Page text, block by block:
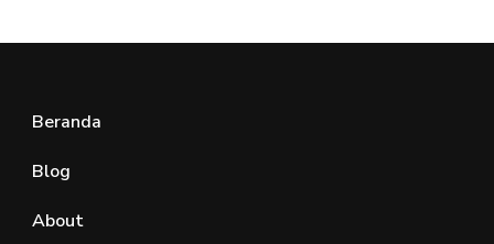
Beranda
Blog
About